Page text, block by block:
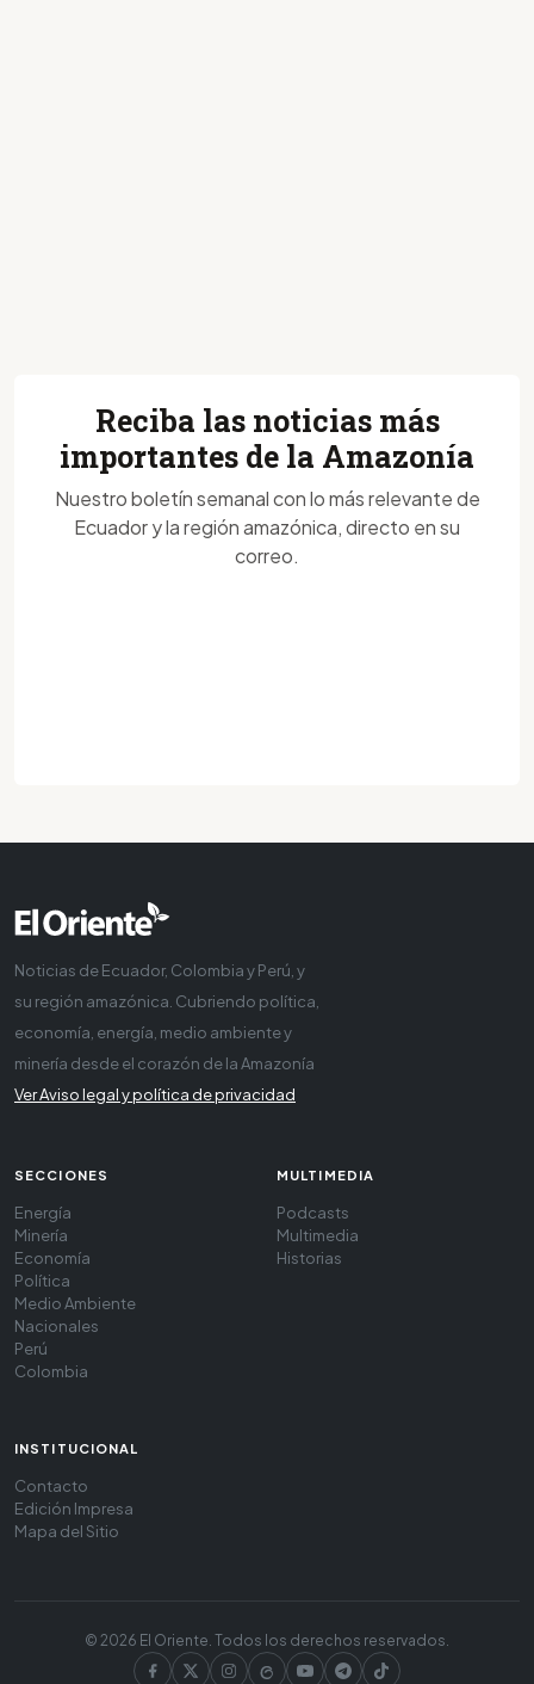
Reciba las noticias más
importantes de la Amazonía
Nuestro boletín semanal con lo más relevante de
Ecuador y la región amazónica, directo en su
correo.
Noticias de Ecuador, Colombia y Perú, y
su región amazónica. Cubriendo política,
economía, energía, medio ambiente y
minería desde el corazón de la Amazonía
Ver Aviso legal y política de privacidad
SECCIONES
Energía
Minería
Economía
Política
Medio Ambiente
Nacionales
Perú
Colombia
MULTIMEDIA
Podcasts
Multimedia
Historias
INSTITUCIONAL
Contacto
Edición Impresa
Mapa del Sitio
© 2026 El Oriente. Todos los derechos reservados.